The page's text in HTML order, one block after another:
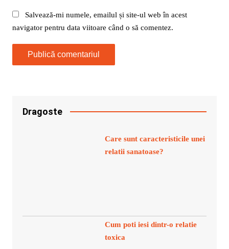
Salvează-mi numele, emailul și site-ul web în acest
navigator pentru data viitoare când o să comentez.
Dragoste
Care sunt caracteristicile unei
relatii sanatoase?
Cum poti iesi dintr-o relatie
toxica